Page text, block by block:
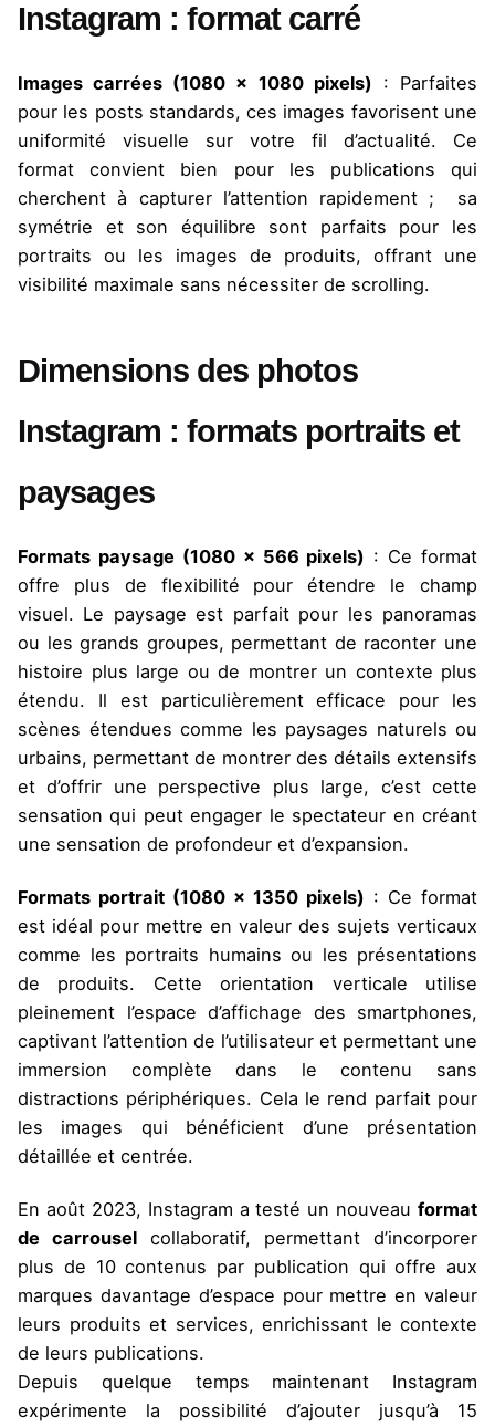
Instagram : format carré
Images carrées (1080 x 1080 pixels) : Parfaites
pour les posts standards, ces images favorisent une
uniformité visuelle sur votre fil d’actualité. Ce
format convient bien pour les publications qui
cherchent à capturer l’attention rapidement ; sa
symétrie et son équilibre sont parfaits pour les
portraits ou les images de produits, offrant une
visibilité maximale sans nécessiter de scrolling.
Dimensions des photos
Instagram : formats portraits et
paysages
Formats paysage (1080 x 566 pixels) : Ce format
offre plus de flexibilité pour étendre le champ
visuel. Le paysage est parfait pour les panoramas
ou les grands groupes, permettant de raconter une
histoire plus large ou de montrer un contexte plus
étendu. Il est particulièrement efficace pour les
scènes étendues comme les paysages naturels ou
urbains, permettant de montrer des détails extensifs
et d’offrir une perspective plus large, c’est cette
sensation qui peut engager le spectateur en créant
une sensation de profondeur et d’expansion.
Formats portrait (1080 x 1350 pixels) : Ce format
est idéal pour mettre en valeur des sujets verticaux
comme les portraits humains ou les présentations
de produits. Cette orientation verticale utilise
pleinement l’espace d’affichage des smartphones,
captivant l’attention de l’utilisateur et permettant une
immersion complète dans le contenu sans
distractions périphériques. Cela le rend parfait pour
les images qui bénéficient d’une présentation
détaillée et centrée.
En août 2023, Instagram a testé un nouveau format
de carrousel collaboratif, permettant d’incorporer
plus de 10 contenus par publication qui offre aux
marques davantage d’espace pour mettre en valeur
leurs produits et services, enrichissant le contexte
de leurs publications.
Depuis quelque temps maintenant Instagram
expérimente la possibilité d’ajouter jusqu’à 15